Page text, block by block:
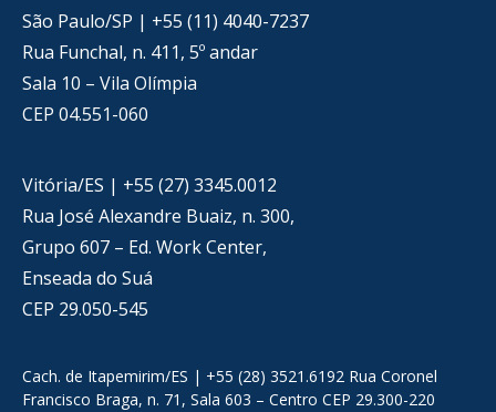
São Paulo/SP | +55 (11) 4040-7237
Rua Funchal, n. 411, 5º andar
Sala 10 – Vila Olímpia
CEP 04.551-060
Vitória/ES | +55 (27) 3345.0012
Rua José Alexandre Buaiz, n. 300,
Grupo 607 – Ed. Work Center,
Enseada do Suá
CEP 29.050-545
Cach. de Itapemirim/ES | +55 (28) 3521.6192 Rua Coronel
Francisco Braga, n. 71, Sala 603 – Centro CEP 29.300-220